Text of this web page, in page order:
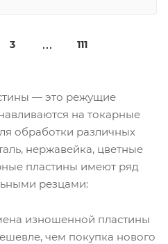
3 111
— это режущие
на токарные
обработки различных
нержавейка, цветные
пластины имеют ряд
резцами:
изношенной пластины
чем покупка нового